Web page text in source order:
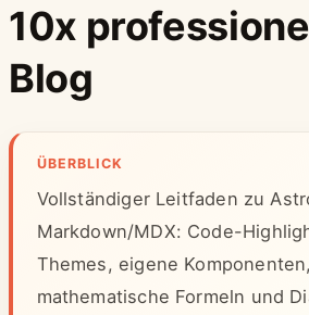
10x
Blog
ÜBERBLICK
Vollständiger Leitfaden zu
Markdown/MDX: Code-
Themes, eigene Komponenten,
mathematische Formeln und